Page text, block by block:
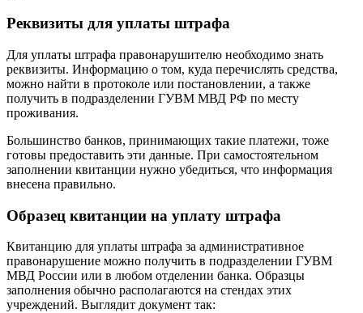
Реквизиты для уплаты штрафа
Для уплаты штрафа правонарушителю необходимо знать
реквизиты. Информацию о том, куда перечислять средства,
можно найти в протоколе или постановлении, а также
получить в подразделении ГУВМ МВД РФ по месту
проживания.
Большинство банков, принимающих такие платежи, тоже
готовы предоставить эти данные. При самостоятельном
заполнении квитанции нужно убедиться, что информация
внесена правильно.
Образец квитанции на уплату штрафа
Квитанцию для уплаты штрафа за административное
правонарушение можно получить в подразделении ГУВМ
МВД России или в любом отделении банка. Образцы
заполнения обычно располагаются на стендах этих
учреждений. Выглядит документ так: